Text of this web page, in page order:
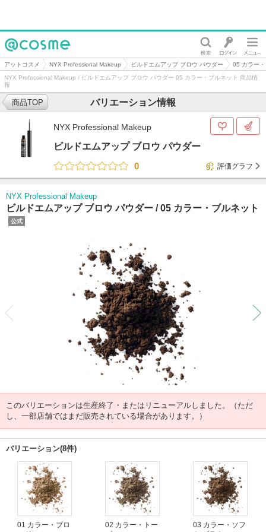
@cosme
アットコスメ NYX Professional Makeup ビルドエムアップ ブロウ パウダー
05 カラー
NYX Professional Makeup / ビルドエムアップ ブロウ パウダー 05 カラー・ブルネット 商品情
報
バリエーション情報
商品TOP
NYX Professional Makeup
ビルドエムアップ ブロウ パウダー
0
評価グラフ
NYX Professional Makeup
ビルドエムアップ ブロウ パウダー /05 カラー・ブルネット
公式
このバリエーションは生産終了・またはリニューアルしました。（ただ
し、一部店舗ではまだ販売されている場合があります。）
バリエーション(8件)
01 カラー・ブロ
02 カラー・トー
03 カラー・ソフ